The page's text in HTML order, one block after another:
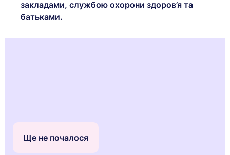
закладами, службою охорони здоров’я та
батьками.
Ще не почалося